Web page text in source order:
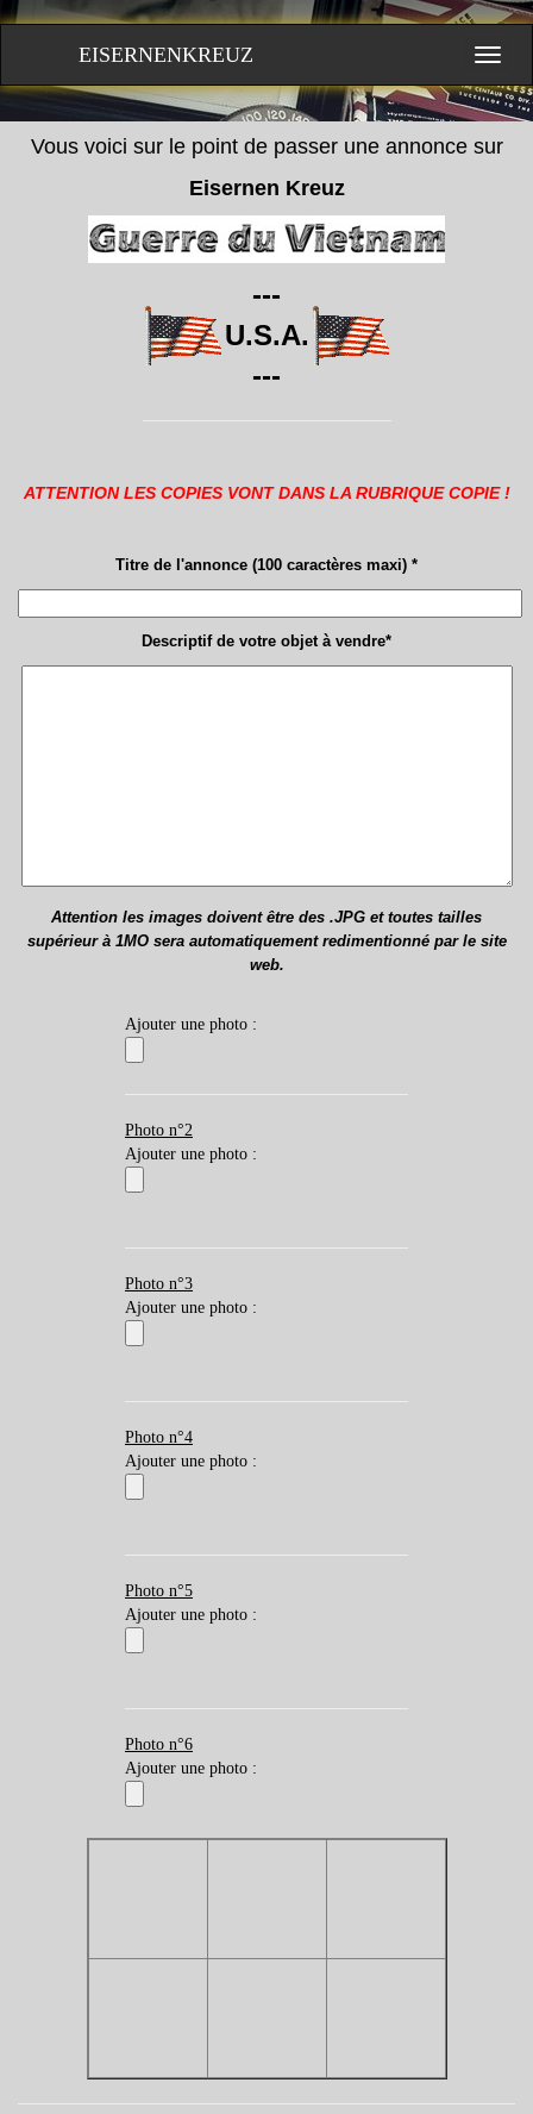
EISERNENKREUZ
Vous voici sur le point de passer une annonce sur
Eisernen Kreuz
---
U.S.A.
---
ATTENTION LES COPIES VONT DANS LA RUBRIQUE COPIE !
Titre de l'annonce (100 caractères maxi) *
Descriptif de votre objet à vendre*
Attention les images doivent être des .JPG et toutes tailles
supérieur à 1MO sera automatiquement redimentionné par le site
web.
Ajouter une photo :
Photo n°2
Ajouter une photo :
Photo n°3
Ajouter une photo :
Photo n°4
Ajouter une photo :
Photo n°5
Ajouter une photo :
Photo n°6
Ajouter une photo :